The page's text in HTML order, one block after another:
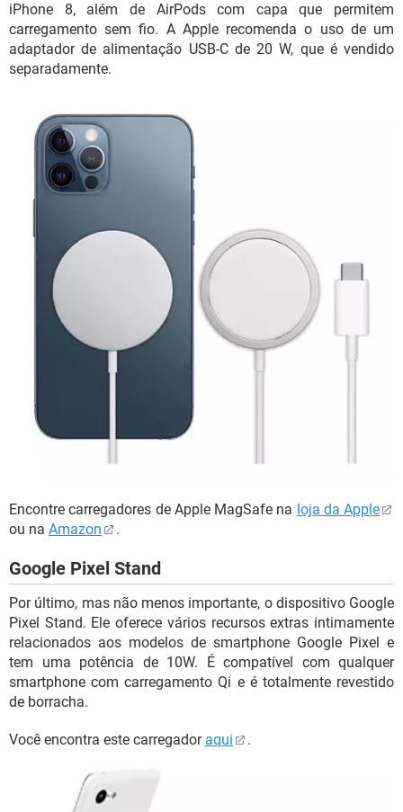
iPhone 8, além de AirPods com capa que permitem
carregamento sem fio. A Apple recomenda o uso de um
adaptador de alimentação USB-C de 20 W, que é vendido
separadamente.
Encontre carregadores de Apple MagSafe na loja da Apple
ou na Amazon .
Google Pixel Stand
Por último, mas não menos importante, o dispositivo Google
Pixel Stand. Ele oferece vários recursos extras intimamente
relacionados aos modelos de smartphone Google Pixel e
tem uma potência de 10W. É compatível com qualquer
smartphone com carregamento Qi e é totalmente revestido
de borracha.
Você encontra este carregador aqui .